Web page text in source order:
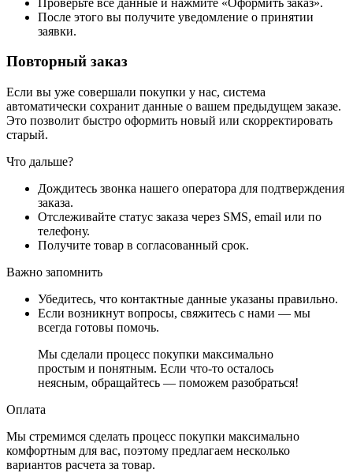
После этого вы получите уведомление о принятии
заявки.
Повторный заказ
Если вы уже совершали покупки у нас, система
автоматически сохранит данные о вашем предыдущем заказе.
Это позволит быстро оформить новый или скорректировать
старый.
Что дальше?
Дождитесь звонка нашего оператора для подтверждения
заказа.
Отслеживайте статус заказа через SMS, email или по
телефону.
Получите товар в согласованный срок.
Важно запомнить
Убедитесь, что контактные данные указаны правильно.
Если возникнут вопросы, свяжитесь с нами — мы
всегда готовы помочь.
Мы сделали процесс покупки максимально
простым и понятным. Если что-то осталось
неясным, обращайтесь — поможем разобраться!
Оплата
Мы стремимся сделать процесс покупки максимально
комфортным для вас, поэтому предлагаем несколько
вариантов расчета за товар.